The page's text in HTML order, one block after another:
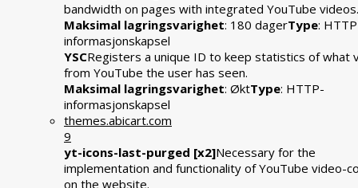
bandwidth on pages with integrated YouTube videos.
Maksimal lagringsvarighet: 180 dagerType:
informasjonskapsel
YSCRegisters a unique ID to keep statistics of what
from YouTube the user has seen.
Maksimal lagringsvarighet: ØktType: HTTP-
informasjonskapsel
themes.abicart.com
9
yt-icons-last-purged [x2]Necessary for the
implementation and functionality of YouTube video-
on the website.